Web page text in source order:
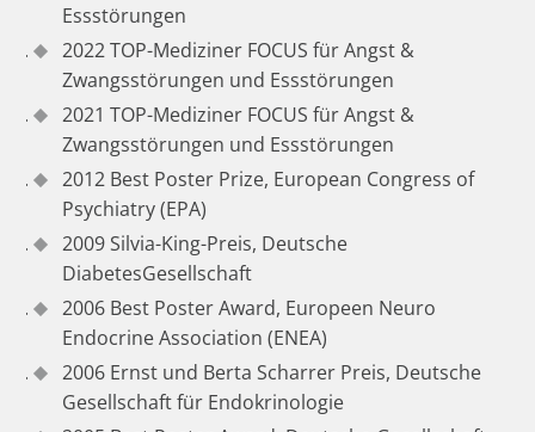
Essstörungen
2022 TOP-Mediziner FOCUS für Angst &
Zwangsstörungen und Essstörungen
2021 TOP-Mediziner FOCUS für Angst &
Zwangsstörungen und Essstörungen
2012 Best Poster Prize, European Congress of
Psychiatry (EPA)
2009 Silvia-King-Preis, Deutsche
DiabetesGesellschaft
2006 Best Poster Award, Europeen Neuro
Endocrine Association (ENEA)
2006 Ernst und Berta Scharrer Preis, Deutsche
Gesellschaft für Endokrinologie